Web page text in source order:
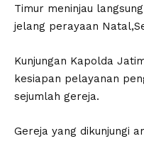
Timur meninjau
jelang perayaan
Kunjungan Kapolda
kesiapan pelayanan
sejumlah gereja.
Gereja yang dikunjungi